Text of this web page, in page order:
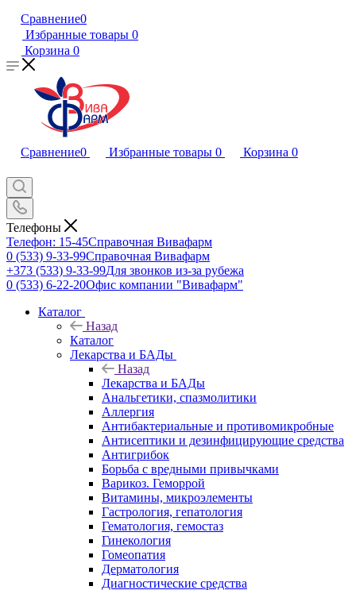
Сравнение0
Избранные товары 0
Корзина 0
Сравнение0 Избранные товары 0 Корзина 0
Телефоны
Телефон: 15-45Справочная Вивафарм
0 (533) 9-33-99Справочная Вивафарм
+373 (533) 9-33-99Для звонков из-за рубежа
0 (533) 6-22-20Офис компании "Вивафарм"
Каталог
Назад
Каталог
Лекарства и БАДы
Назад
Лекарства и БАДы
Анальгетики, спазмолитики
Аллергия
Антибактериальные и противомикробные
Антисептики и дезинфицирующие средства
Антигрибок
Борьба с вредными привычками
Варикоз. Геморрой
Витамины, микроэлементы
Гастрология, гепатология
Гематология, гемостаз
Гинекология
Гомеопатия
Дерматология
Диагностические средства